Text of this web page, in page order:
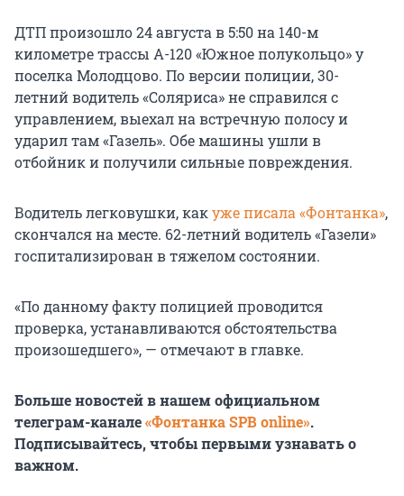
ДТП произошло 24 августа в 5:50 на 140-м
километре трассы А-120 «Южное полукольцо» у
поселка Молодцово. По версии полиции, 30-
летний водитель «Соляриса» не справился с
управлением, выехал на встречную полосу и
ударил там «Газель». Обе машины ушли в
отбойник и получили сильные повреждения.
Водитель легковушки, какуже писала «Фонтанка»,
скончался на месте. 62-летний водитель «Газели»
госпитализирован в тяжелом состоянии.
«По данному факту полицией проводится
проверка, устанавливаются обстоятельства
произошедшего», — отмечают в главке.
Больше новостей в нашем официальном
телеграм-канале«Фонтанка SPB online».
Подписывайтесь, чтобы первыми узнавать о
важном.